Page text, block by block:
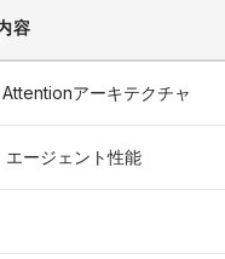
容
アーキテクチャ
ージェント性能